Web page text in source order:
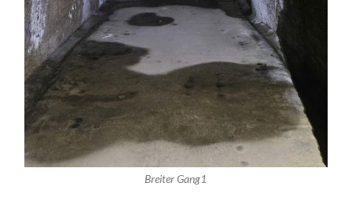
Breiter Gang1